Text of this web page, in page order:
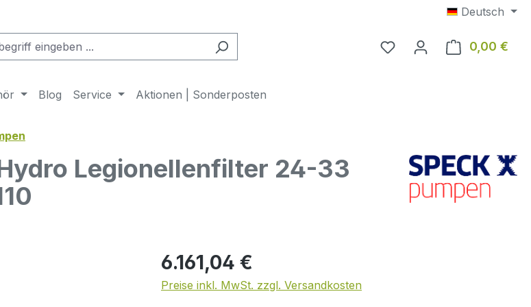
Deutsch
0,00 €
Blog Service Aktionen | Sonderposten
Legionellenfilter 24-33
Regulärer Preis:
6.161,04 €
Preise inkl. MwSt. zzgl. Versandkosten